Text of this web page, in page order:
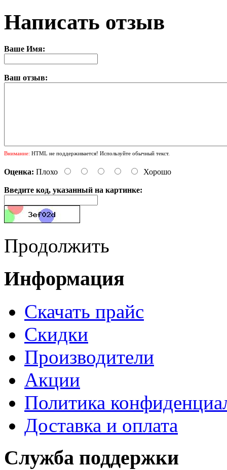
Написать отзыв
Ваше Имя:
Ваш отзыв:
Внимание: HTML не поддерживается! Используйте обычный текст.
Оценка: Плохо Хорошо
Введите код, указанный на картинке:
Продолжить
Информация
Cкачать прайс
Скидки
Производители
Акции
Политика
Доставка и оплата
Служба поддержки